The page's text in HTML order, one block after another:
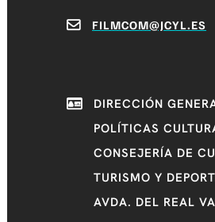
FILMCOM@JCYL.ES
DIRECCIÓN
POLÍTICAS
CONSEJERÍA DE
TURISMO Y
AVDA. DEL REAL